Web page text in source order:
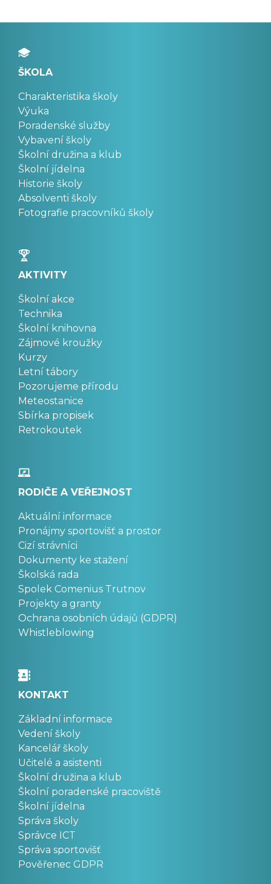
ŠKOLA
Charakteristika školy
Výuka
Poradenské služby
Vybavení školy
Školní družina a klub
Školní jídelna
Historie školy
Absolventi školy
Fotografie pracovníků školy
AKTIVITY
Školní akce
Technika
Školní knihovna
Zájmové kroužky
Kurzy
Letní tábory
Pozorujeme přírodu
Meteostanice
Sbírka propisek
Retrokoutek
RODIČE A VEŘEJNOST
Aktuální informace
Pronájmy sportovišť a prostor
Cizí strávníci
Dokumenty ke stažení
Školská rada
Spolek Comenius Trutnov
Projekty a granty
Ochrana osobních údajů (GDPR)
Whistleblowing
KONTAKT
Základní informace
Vedení školy
Kancelář školy
Učitelé a asistenti
Školní družina a klub
Školní poradenské pracoviště
Školní jídelna
Správa školy
Správce ICT
Správa sportovišť
Pověřenec GDPR